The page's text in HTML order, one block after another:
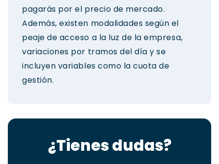
pagarás por el precio de mercado.
Además, existen modalidades según el
peaje de acceso a la luz de la empresa,
variaciones por tramos del día y se
incluyen variables como la cuota de
gestión.
¿Tienes dudas?